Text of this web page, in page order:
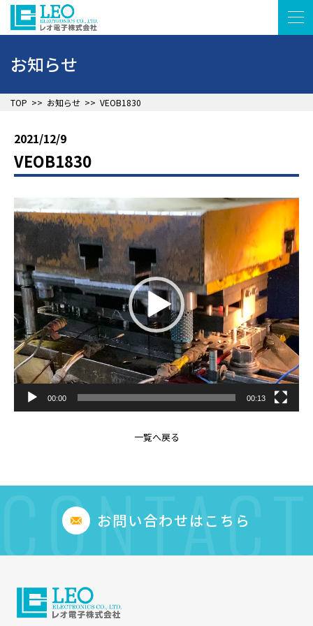
▲
お知らせ
TOP >> お知らせ >> VEOB1830
2021/12/9
VEOB1830
動
画
プ
レ
ー
ヤ
ー
00:00 00:13
一覧へ戻る
お問い合わせはこちら
CONTACT